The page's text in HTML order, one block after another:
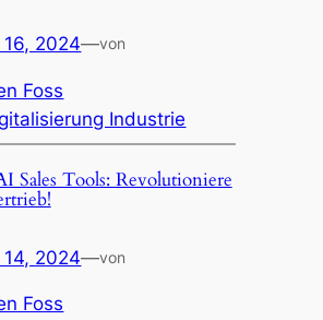
16, 2024—von
Foss
Industrie
Sales Tools: Revolutioniere
14, 2024—von
Foss